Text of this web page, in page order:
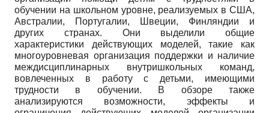
обучении на школьном уровне, реализуемых в США,
Австралии, Португалии, Швеции, Финляндии и
других странах. Они выделили общие
характеристики действующих моделей, такие как
многоуровневая организация поддержки и наличие
междисциплинарных внутришкольных команд,
вовлеченных в работу с детьми, имеющими
трудности в обучении. В обзоре также
анализируются возможности, эффекты и